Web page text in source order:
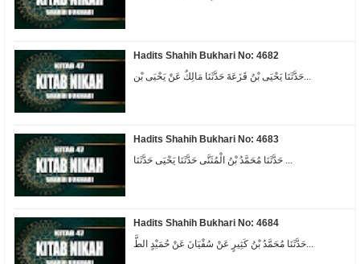
Hadits Shahih Bukhari No: 4682
حَدَّثَنَا يَحْيَى بْنُ قَزَعَةَ حَدَّثَنَا مَالِكٌ عَنْ يَحْيَى بْن...
Hadits Shahih Bukhari No: 4683
Hadits Shahih Bukhari No: 4684